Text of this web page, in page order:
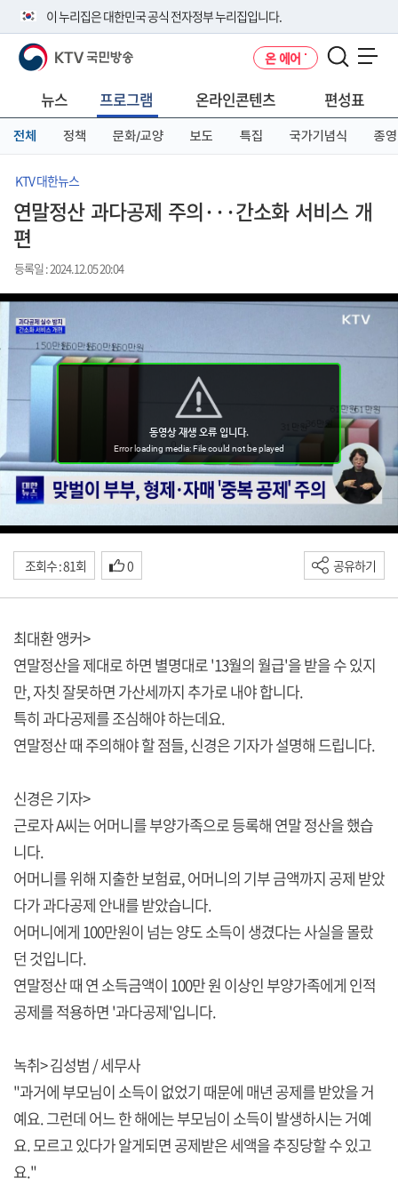
이 누리집은 대한민국 공식 전자정부 누리집입니다.
공식 누리집 주소 확인하기
니다.
이밖에 or.kr 또는 .kr등 다른 도메인 주소를 사용하고 있다면 아래 URL에
서 도메인 주소를 확인해 보세요
KTV 국민방송 온 에어
뉴스 프로그램 온라인콘텐츠 편성표
전체 정책 문화/교양 보도 특집 국가기념식 종영
KTV 대한뉴스
연말정산 과다공제 주의···간소화 서비스 개
편
등록일 : 2024.12.05 20:04
조회수 : 81회 0 공유하기
최대환 앵커>
연말정산을 제대로 하면 별명대로 '13월의 월급'을 받을 수 있지
만, 자칫 잘못하면 가산세까지 추가로 내야 합니다.
특히 과다공제를 조심해야 하는데요.
연말정산 때 주의해야 할 점들, 신경은 기자가 설명해 드립니다.
신경은 기자>
근로자 A씨는 어머니를 부양가족으로 등록해 연말 정산을 했습
니다.
어머니를 위해 지출한 보험료, 어머니의 기부 금액까지 공제 받았
다가 과다공제 안내를 받았습니다.
어머니에게 100만원이 넘는 양도 소득이 생겼다는 사실을 몰랐
던 것입니다.
연말정산 때 연 소득금액이 100만 원 이상인 부양가족에게 인적
공제를 적용하면 '과다공제'입니다.
녹취> 김성범 / 세무사
"과거에 부모님이 소득이 없었기 때문에 매년 공제를 받았을 거
예요. 그런데 어느 한 해에는 부모님이 소득이 발생하시는 거예
요. 모르고 있다가 알게되면 공제받은 세액을 추징당할 수 있고
요."